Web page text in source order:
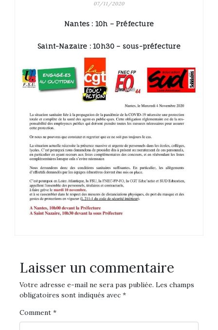
07/11/2020
Nantes : 10h – Préfecture
Saint-Nazaire : 10h30 – sous-préfecture
Laisser un commentaire
Votre adresse e-mail ne sera pas publiée. Les champs
obligatoires sont indiqués avec *
Comment *